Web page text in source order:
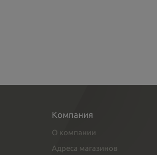
Компания
О компании
Адреса магазинов